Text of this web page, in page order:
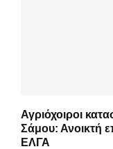
Αγριόχοιροι
Σάμου: Ανοικτή
ΕΛΓΑ